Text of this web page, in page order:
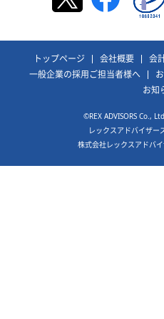
トップページ 会社概要
会
一般企業の採用ご担当者様へ
お知
©REX ADVISORS Co.,
レックスアドバイザー
株式会社レックスアドバ